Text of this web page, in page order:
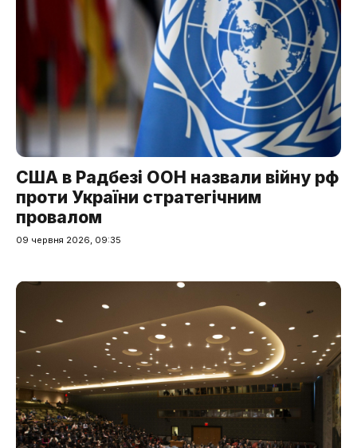
США в Радбезі ООН назвали війну рф
проти України стратегічним
провалом
09 червня 2026, 09:35